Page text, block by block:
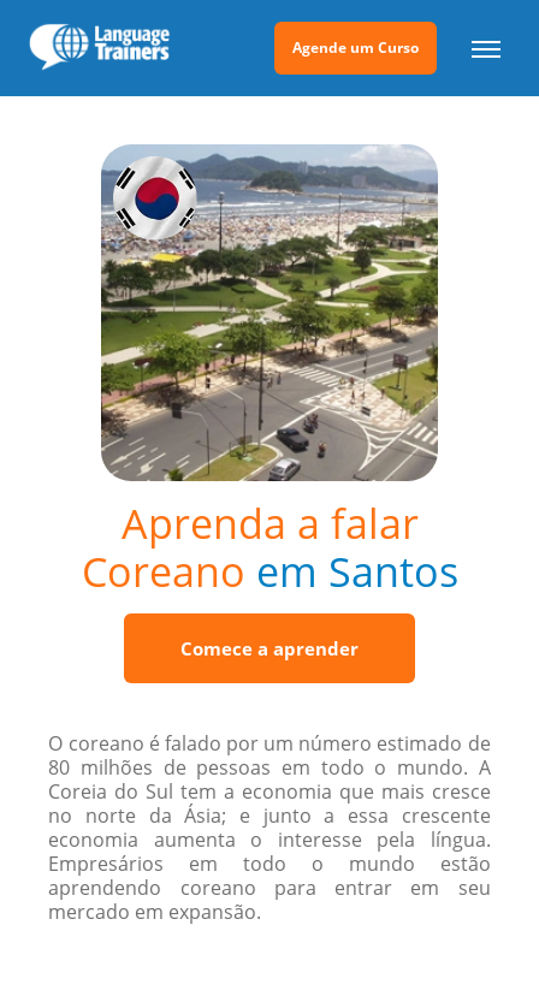
Agende um Curso
Aprenda a falar
Coreano em Santos
Comece a aprender
O coreano é falado por um número estimado de
80 milhões de pessoas em todo o mundo. A
Coreia do Sul tem a economia que mais cresce
no norte da Ásia; e junto a essa crescente
economia aumenta o interesse pela língua.
Empresários em todo o mundo estão
aprendendo coreano para entrar em seu
mercado em expansão.